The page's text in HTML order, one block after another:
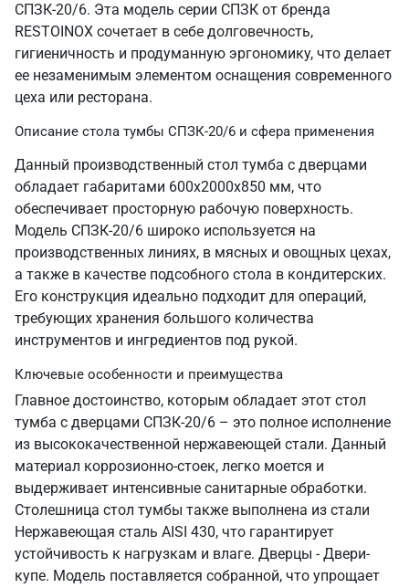
СПЗК-20/6. Эта модель серии СПЗК от бренда
RESTOINOX сочетает в себе долговечность,
гигиеничность и продуманную эргономику, что делает
ее незаменимым элементом оснащения современного
цеха или ресторана.
Описание стола тумбы СПЗК-20/6 и сфера применения
Данный производственный стол тумба с дверцами
обладает габаритами 600х2000х850 мм, что
обеспечивает просторную рабочую поверхность.
Модель СПЗК-20/6 широко используется на
производственных линиях, в мясных и овощных цехах,
а также в качестве подсобного стола в кондитерских.
Его конструкция идеально подходит для операций,
требующих хранения большого количества
инструментов и ингредиентов под рукой.
Ключевые особенности и преимущества
Главное достоинство, которым обладает этот стол
тумба с дверцами СПЗК-20/6 – это полное исполнение
из высококачественной нержавеющей стали. Данный
материал коррозионно-стоек, легко моется и
выдерживает интенсивные санитарные обработки.
Столешница стол тумбы также выполнена из стали
Нержавеющая сталь AISI 430, что гарантирует
устойчивость к нагрузкам и влаге. Дверцы - Двери-
купе. Модель поставляется собранной, что упрощает